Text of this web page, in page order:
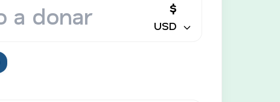
$
USD